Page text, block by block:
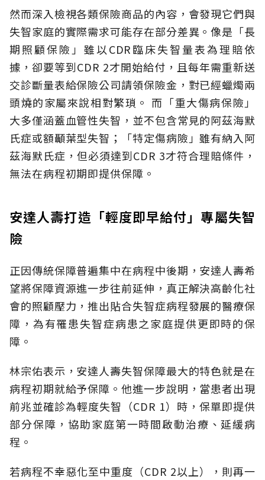
然而深入檢視各類保險商品的內容，會發現它們與
失智家庭的實際需求可能存在部分差異。像是「長
期照顧保險」雖以CDR臨床失智量表為理賠依
據，卻要等到CDR 2才開始給付，且每年需重新送
交診斷量表給保險公司請領保險金，對已經蠟燭兩
頭燒的家屬來說相對繁瑣。 而「重大傷病保險」
大多僅涵蓋血管性失智，並不包含常見的阿茲海默
氏症或額顳葉型失智；「特定傷病險」雖有納入阿
茲海默氏症，但必須達到CDR 3才符合理賠條件，
無法在病程初期即提供保障。
安達人壽打造「輕度即早給付」專屬失智
險
正因傳統保障普遍集中在病程中後期，安達人壽希
望將保障資源進一步往前延伸，真正解決高齡化社
會的照顧壓力，推出貼合失智症病程發展的醫療保
障，為有罹患失智症病患之家庭提供更即時的保
障。
林宗佑表示，安達人壽失智保障最大的特色就是在
病程初期就給予保障。他進一步說明，當患者出現
前兆並確診為輕度失智（CDR 1）時，保單即提供
部分保障，協助家庭第一時間啟動治療、延緩病
程。
若病程不幸惡化至中重度（CDR 2以上），則再一